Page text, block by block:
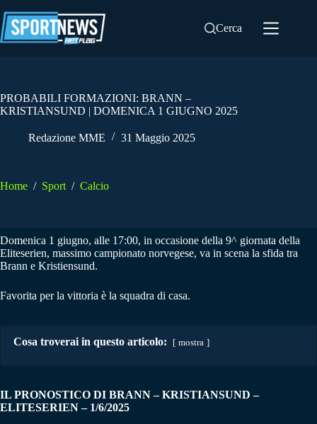
al
contenuto
Cerca
PROBABILI FORMAZIONI: BRANN –
KRISTIANSUND | DOMENICA 1 GIUGNO 2025
Redazione MME 31 Maggio 2025
Home / Sport / Calcio
Domenica 1 giugno, alle 17:00, in occasione della 9^ giornata della
Eliteserien, massimo campionato norvegese, va in scena la sfida tra
Brann e Kristiensund.
Favorita per la vittoria è la squadra di casa.
Cosa troverai in questo articolo: mostra
IL PRONOSTICO DI BRANN – KRISTIANSUND–
ELITESERIEN– 1/6/2025